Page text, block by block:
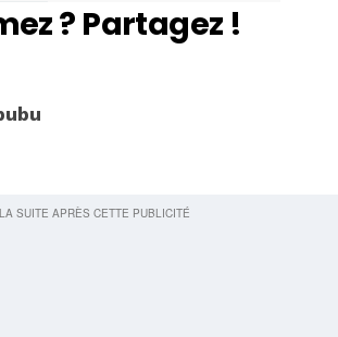
? Partagez !